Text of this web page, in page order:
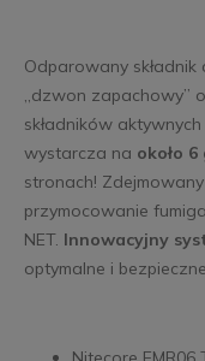
Odparowany
„dzwon zapachowy”
składników
wystarcza na około
stronach! Zdejmowany
przymocowanie
NET. Innowacyjny
optymalne i